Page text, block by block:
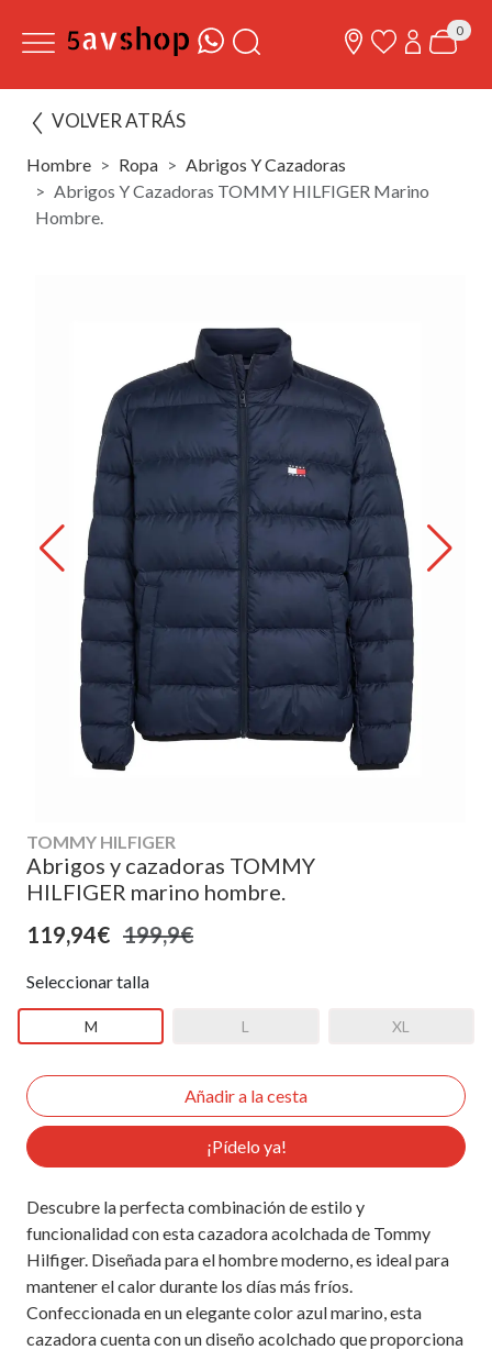
0
VOLVER ATRÁS
Hombre Ropa
Abrigos Y Cazadoras
Abrigos Y Cazadoras TOMMY HILFIGER Marino
Hombre.
TOMMY HILFIGER
Abrigos y cazadoras TOMMY
HILFIGER marino hombre.
119,94€ 199,9€
Seleccionar talla
M L XL
¡Pídelo ya!
Descubre la perfecta combinación de estilo y
funcionalidad con esta cazadora acolchada de Tommy
Hilfiger. Diseñada para el hombre moderno, es ideal para
mantener el calor durante los días más fríos.
Confeccionada en un elegante color azul marino, esta
cazadora cuenta con un diseño acolchado que proporciona